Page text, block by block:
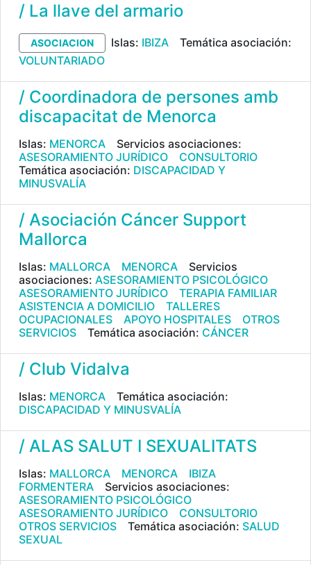
/ La llave del armario
ASOCIACION Islas: IBIZA
Temática asociación:
VOLUNTARIADO
/ Coordinadora de persones amb
discapacitat de Menorca
Islas: MENORCA
Servicios asociaciones:
ASESORAMIENTO JURÍDICO
CONSULTORIO
Temática asociación: DISCAPACIDAD Y
MINUSVALÍA
/ Asociación Cáncer Support
Mallorca
Islas: MALLORCA MENORCA
Servicios
asociaciones: ASESORAMIENTO PSICOLÓGICO
ASESORAMIENTO JURÍDICO
TERAPIA FAMILIAR
ASISTENCIA A DOMICILIO
TALLERES
OCUPACIONALES
APOYO HOSPITALES
OTROS
SERVICIOS
Temática asociación: CÁNCER
/ Club Vidalva
Islas: MENORCA
Temática asociación:
DISCAPACIDAD Y MINUSVALÍA
/ ALAS SALUT I SEXUALITATS
Islas: MALLORCA MENORCA
IBIZA
FORMENTERA
Servicios asociaciones:
ASESORAMIENTO PSICOLÓGICO
ASESORAMIENTO JURÍDICO
CONSULTORIO
OTROS SERVICIOS
Temática asociación: SALUD
SEXUAL